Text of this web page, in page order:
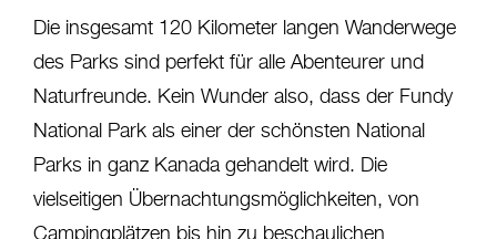
Die insgesamt 120 Kilometer langen Wanderwege
des Parks sind perfekt für alle Abenteurer und
Naturfreunde. Kein Wunder also, dass der Fundy
National Park als einer der schönsten National
Parks in ganz Kanada gehandelt wird. Die
vielseitigen Übernachtungsmöglichkeiten, von
Campingplätzen bis hin zu beschaulichen